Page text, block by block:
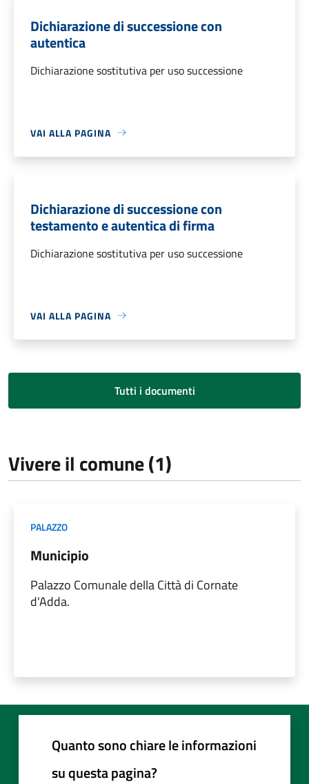
Dichiarazione di successione con
autentica
Dichiarazione sostitutiva per uso successione
VAI ALLA PAGINA
Dichiarazione di successione con
testamento e autentica di firma
Dichiarazione sostitutiva per uso successione
VAI ALLA PAGINA
Tutti i documenti
Vivere il comune (1)
PALAZZO
Municipio
Palazzo Comunale della Città di Cornate
d'Adda.
Quanto sono chiare le informazioni
su questa pagina?